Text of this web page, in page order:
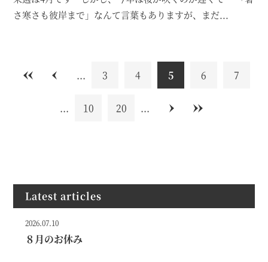
さ寒さも彼岸まで」なんて言葉もありますが、まだ...
« < ... 3 4 5 6 7
... 10 20 ... > »
Latest articles
2026.07.10
８月のお休み